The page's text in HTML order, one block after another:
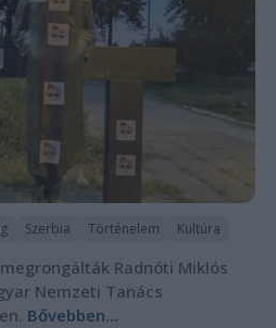
Szerbia Történelem Kultúra
Radnóti Miklós
Nemzeti Tanács
Bővebben...